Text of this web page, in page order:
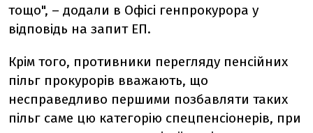
тощо", – додали в Офісі генпрокурора у
відповідь на запит ЕП.
Крім того, противники перегляду пенсійних
пільг прокурорів вважають, що
несправедливо першими позбавляти таких
пільг саме цю категорію спецпенсіонерів, при